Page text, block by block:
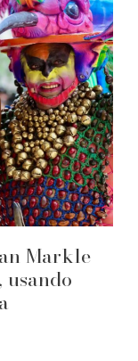
Markle